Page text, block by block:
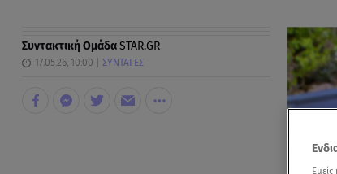
Συντακτική ΟμάδαSTAR.GR
17.05.26, 10:00 ΣΥΝΤΑΓΕΣ
Εμείς